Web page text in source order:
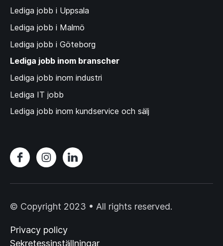
Lediga jobb i Uppsala
Lediga jobb i Malmö
Lediga jobb i Göteborg
Lediga jobb inom branscher
Lediga jobb inom industri
Lediga IT jobb
Lediga jobb inom kundservice och sälj
© Copyright 2023 • All rights reserved.
Privacy policy
Sekretessinställningar